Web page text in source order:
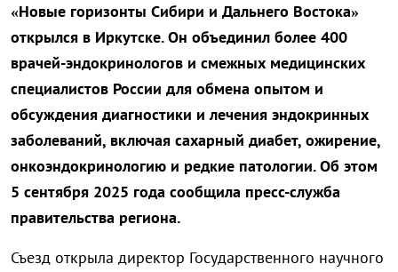
«Новые горизонты Сибири и Дальнего Востока»
открылся в Иркутске. Он объединил более 400
врачей-эндокринологов и смежных медицинских
специалистов России для обмена опытом и
обсуждения диагностики и лечения эндокринных
заболеваний, включая сахарный диабет, ожирение,
онкоэндокринологию и редкие патологии. Об этом
5 сентября 2025 года сообщила пресс-служба
правительства региона.
Съезд открыла директор Государственного научного